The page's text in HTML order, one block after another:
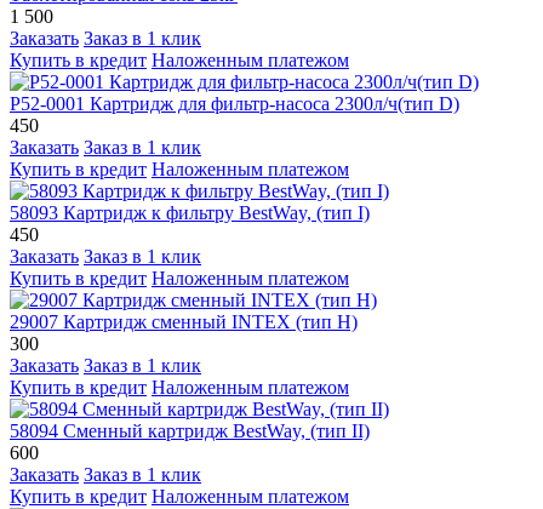
1 500
Заказать Заказ в 1 клик
Купить в кредит Наложенным платежом
Р52-0001 Картридж для фильтр-насоса 2300л/ч(тип D)
450
Заказать Заказ в 1 клик
Купить в кредит Наложенным платежом
58093 Картридж к фильтру BestWay, (тип I)
450
Заказать Заказ в 1 клик
Купить в кредит Наложенным платежом
29007 Картридж сменный INTEX (тип Н)
300
Заказать Заказ в 1 клик
Купить в кредит Наложенным платежом
58094 Сменный картридж BestWay, (тип II)
600
Заказать Заказ в 1 клик
Купить в кредит Наложенным платежом